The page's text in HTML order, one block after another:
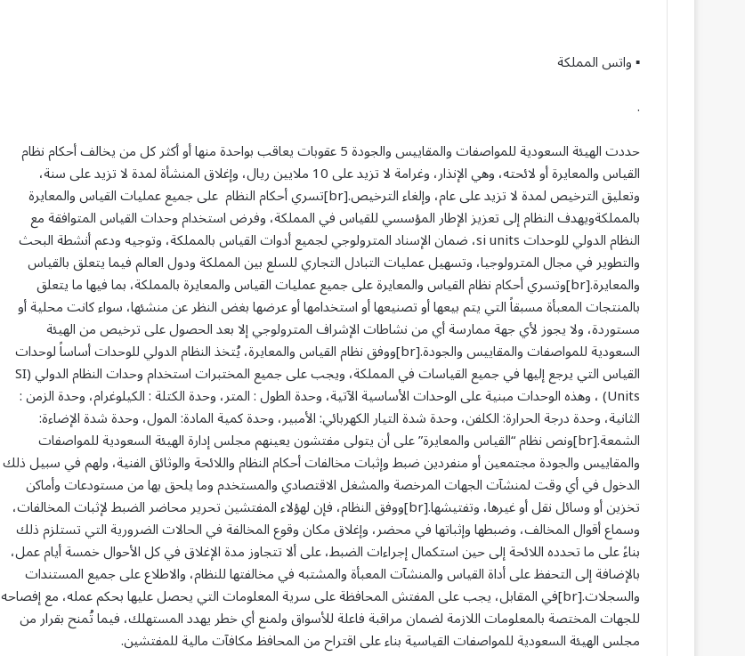
▪︎ واتس المملكة
.
حددت الهيئة السعودية للمواصفات والمقاييس والجودة 5 عقوبات يعاقب بواحدة منها أو أكثر كل من يخالف أحكام نظام
القياس والمعايرة أو لائحته، وهي الإنذار، وغرامة لا تزيد على 10 ملايين ريال، وإغلاق المنشأة لمدة لا تزيد على سنة،
وتعليق الترخيص لمدة لا تزيد على عام، وإلغاء الترخيص.[br]تسري أحكام النظام على جميع عمليات القياس والمعايرة
بالمملكةويهدف النظام إلى تعزيز الإطار المؤسسي للقياس في المملكة، وفرض استخدام وحدات القياس المتوافقة مع
النظام الدولي للوحدات si units، ضمان الإسناد المترولوجي لجميع أدوات القياس بالمملكة، وتوجيه ودعم أنشطة البحث
والتطوير في مجال المترولوجيا، وتسهيل عمليات التبادل التجاري للسلع بين المملكة ودول العالم فيما يتعلق بالقياس
والمعايرة.[br]وتسري أحكام نظام القياس والمعايرة على جميع عمليات القياس والمعايرة بالمملكة، بما فيها ما يتعلق
بالمنتجات المعبأة مسبقاً التي يتم بيعها أو تصنيعها أو استخدامها أو عرضها بغض النظر عن منشئها، سواء كانت محلية أو
مستوردة، ولا يجوز لأي جهة ممارسة أي من نشاطات الإشراف المترولوجي إلا بعد الحصول على ترخيص من الهيئة
السعودية للمواصفات والمقاييس والجودة.[br]ووفق نظام القياس والمعايرة، يُتخذ النظام الدولي للوحدات أساساً لوحدات
القياس التي يرجع إليها في جميع القياسات في المملكة، ويجب على جميع المختبرات استخدام وحدات النظام الدولي (SI
Units) ، وهذه الوحدات مبنية على الوحدات الأساسية الآتية، وحدة الطول : المتر، وحدة الكتلة : الكيلوغرام، وحدة الزمن :
الثانية، وحدة درجة الحرارة: الكلفن، وحدة شدة التيار الكهربائي: الأمبير، وحدة كمية المادة: المول، وحدة شدة الإضاءة:
الشمعة.[br]ونص نظام “القياس والمعايرة” على أن يتولى مفتشون يعينهم مجلس إدارة الهيئة السعودية للمواصفات
والمقاييس والجودة مجتمعين أو منفردين ضبط وإثبات مخالفات أحكام النظام واللائحة والوثائق الفنية، ولهم في سبيل ذلك
الدخول في أي وقت لمنشآت الجهات المرخصة والمشغل الاقتصادي والمستخدم وما يلحق بها من مستودعات وأماكن
تخزين أو وسائل نقل أو غيرها، وتفتيشها.[br]ووفق النظام، فإن لهؤلاء المفتشين تحرير محاضر الضبط لإثبات المخالفات،
وسماع أقوال المخالف، وضبطها وإثباتها في محضر، وإغلاق مكان وقوع المخالفة في الحالات الضرورية التي تستلزم ذلك
بناءً على ما تحدده اللائحة إلى حين استكمال إجراءات الضبط، على ألا تتجاوز مدة الإغلاق في كل الأحوال خمسة أيام عمل،
بالإضافة إلى التحفظ على أداة القياس والمنشآت المعبأة والمشتبه في مخالفتها للنظام، والاطلاع على جميع المستندات
والسجلات.[br]في المقابل، يجب على المفتش المحافظة على سرية المعلومات التي يحصل عليها بحكم عمله، مع إفصاحه
للجهات المختصة بالمعلومات اللازمة لضمان مراقبة فاعلة للأسواق ولمنع أي خطر يهدد المستهلك، فيما تُمنح بقرار من
مجلس الهيئة السعودية للمواصفات القياسية بناء على اقتراح من المحافظ مكافآت مالية للمفتشين.